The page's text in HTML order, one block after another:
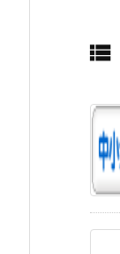
